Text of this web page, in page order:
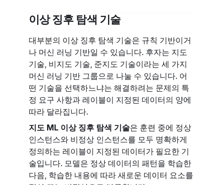
이상 징후 탐색 기술
대부분의 이상 징후 탐색 기술은 규칙 기반이거
나 머신 러닝 기반일 수 있습니다. 후자는 지도
기술, 비지도 기술, 준지도 기술이라는 세 가지
머신 러닝 기반 그룹으로 나눌 수 있습니다. 어
떤 기술을 선택하느냐는 해결하려는 문제의 특
정 요구 사항과 레이블이 지정된 데이터의 양에
따라 달라집니다.
지도 ML 이상 징후 탐색 기술은 훈련 중에 정상
인스턴스와 비정상 인스턴스를 모두 명확하게
정의하는 레이블이 지정된 데이터가 필요한 기
술입니다. 모델은 정상 데이터의 패턴을 학습한
다음, 학습한 내용에 따라 새로운 데이터 요소를